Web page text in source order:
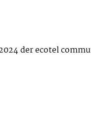
der ecotel